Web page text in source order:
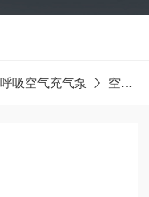
吸空气充气泵 空气压缩机